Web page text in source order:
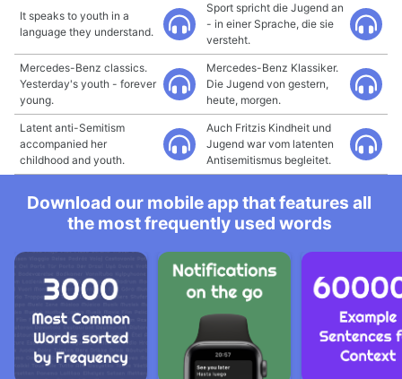
It speaks to youth in a
language they understand.
Sport spricht die Jugend an
- in einer Sprache, die sie
versteht.
Mercedes-Benz classics.
Yesterday's youth - forever
young.
Mercedes-Benz Klassiker.
Die Jugend von gestern,
heute, morgen.
Latent anti-Semitism
accompanied her
childhood and youth.
Auch Fritzis Kindheit und
Jugend war vom latenten
Antisemitismus begleitet.
Download our mobile app that features all
the most frequently used words